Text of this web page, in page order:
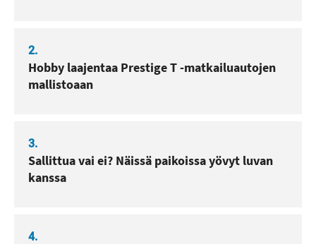
2.
Hobby laajentaa Prestige T -matkailuautojen
mallistoaan
3.
Sallittua vai ei? Näissä paikoissa yövyt luvan
kanssa
4.